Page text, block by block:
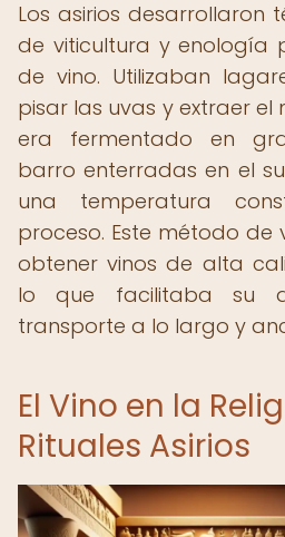
Los asirios desarrollaron
de viticultura y enología
de vino. Utilizaban
pisar las uvas y extraer el
era fermentado en
barro enterradas en el
una temperatura
proceso. Este método de
obtener vinos de alta
lo que facilitaba su
transporte a lo largo y
El Vino en la
Rituales Asirios